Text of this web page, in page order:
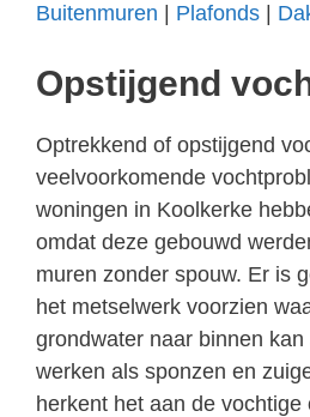
Buitenmuren
Plafonds
Opstijgend
Optrekkend of opstijgend
veelvoorkomende
woningen in Koolkerke
omdat deze gebouwd
muren zonder spouw. Er is
het metselwerk voorzien
grondwater naar binnen
werken als sponzen en
herkent het aan de